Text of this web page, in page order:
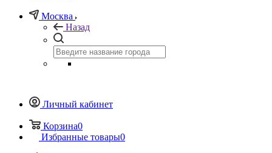
Москва
Назад
Личный кабинет
Корзина0
Избранные товары0